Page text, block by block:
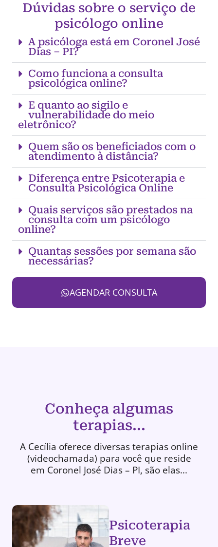
Dúvidas sobre o serviço de
psicólogo online
A psicóloga está em Coronel José
Dias – PI?
Como funciona a consulta
psicológica online?
E quanto ao sigilo e
vulnerabilidade do meio
eletrônico?
Quem são os beneficiados com o
atendimento à distância?
Diferença entre Psicoterapia e
Consulta Psicológica Online
Quais serviços são prestados na
consulta com um psicólogo
online?
Quantas sessões por semana são
necessárias?
AGENDAR CONSULTA
Conheça algumas
terapias...
A Cecília oferece diversas terapias online
(videochamada) para você que reside
em Coronel José Dias – PI, são elas...
Psicoterapia
Breve